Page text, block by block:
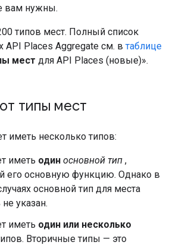
вам нужны.
типов мест. Полный список
Places Aggregate см. в таблице
мест для API Places (новые)».
типы мест
иметь несколько типов:
иметь один основной тип ,
его основную функцию. Однако в
основной тип для места
указан.
иметь один или несколько
Вторичные типы — это